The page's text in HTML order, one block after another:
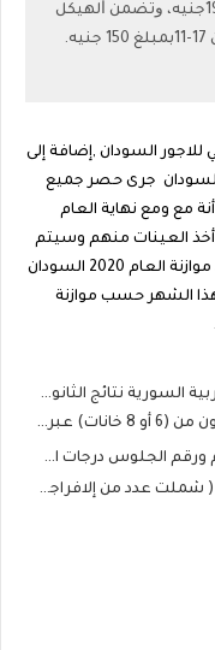
ﻭﺍﻟﺪﺭﺟﺔ ﺍﻟﺘﺎﺳﻌﺔ 226 ﺟﻨﻴﻪ ﻭﺍﻟﻌﺎﺷﺮﺓ 191ﺟﻨﻴﻪ، ﻭﺗﻀﻤﻦ ﺍﻟﻬﻴﻜﻞ
السودان ,إضافة إلى
السودان جرى حصر جميع
مع ومع نهاية العام
العينات منهم وسيتم
الإعلان عن جميع النتائج فور انتهاء الفحص موازنة العام 2020 السودان
هذا الشهر حسب موازنة
2026 نتيجة البكالوريا حسب الاسم ورقم الاكتتاب
الفلسطينية